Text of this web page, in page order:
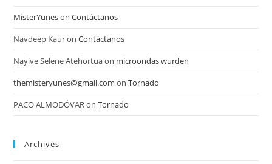
MisterYunesonContáctanos
Navdeep KauronContáctanos
Nayive Selene Atehortuaon microondas wurden
themisteryunes@gmail.com onTornado
PACO ALMODÓVARonTornado
Archives